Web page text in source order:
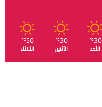
30
℃
الأحد
30
℃
الأثنين
30
℃
الثلاثاء